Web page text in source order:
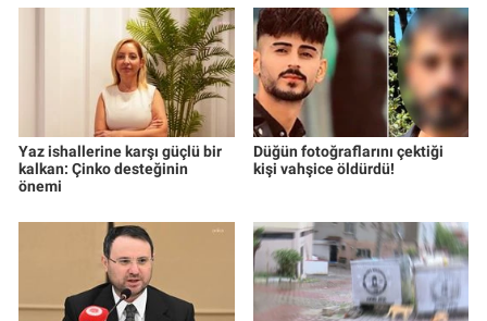
Yaz ishallerine karşı güçlü bir
kalkan: Çinko desteğinin
önemi
Düğün fotoğraflarını çektiği
kişi vahşice öldürdü!